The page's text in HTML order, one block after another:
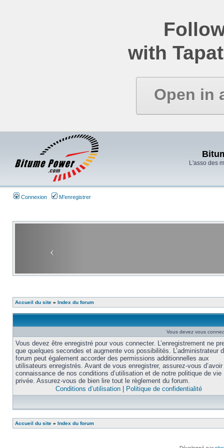
with
Open in
L'asso des
Connexion M’enregistrer
Accueil du site » Index du forum
Vous devez vous
Vous devez être enregistré pour vous connecter. L’enregistrement ne
que quelques secondes et augmente vos possibilités. L’administrateur
forum peut également accorder des permissions additionnelles aux
utilisateurs enregistrés. Avant de vous enregistrer, assurez-vous
connaissance de nos conditions d’utilisation et de notre politique de vie
privée. Assurez-vous de bien lire tout le règlement du forum.
Conditions d’utilisation
Politique de confidentialité
Accueil du site » Index du forum